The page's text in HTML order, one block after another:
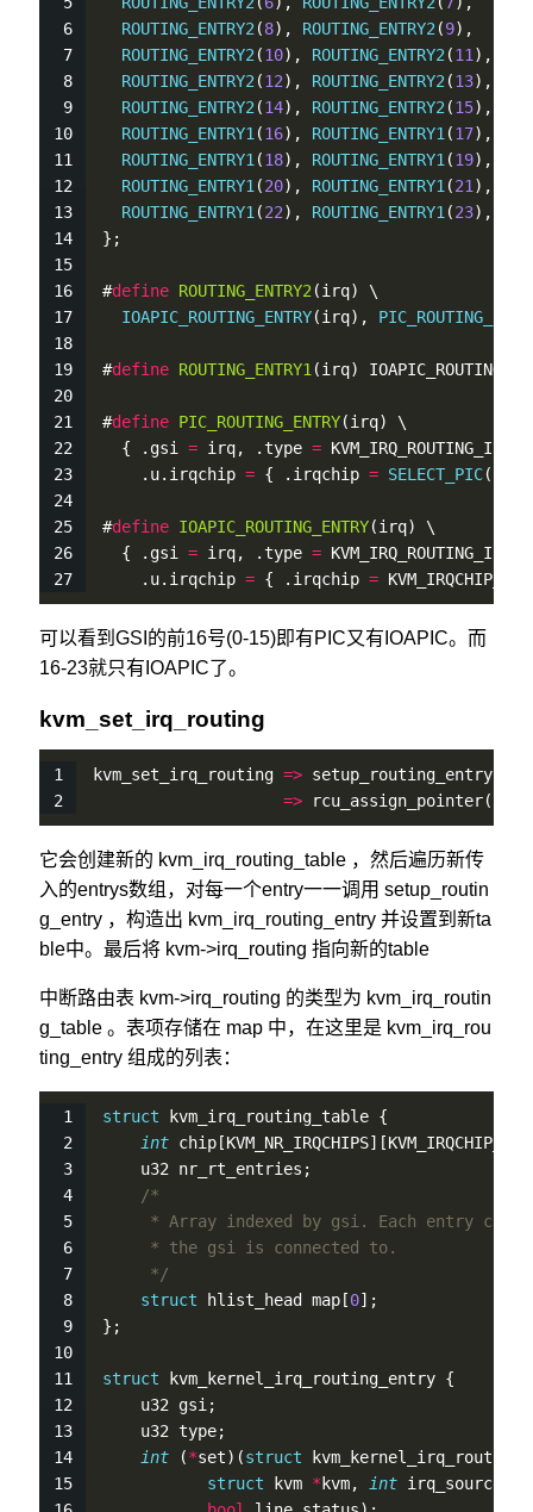
ROUTING_ENTRY2 (8), ROUTING_ENTRY2 (9),
ROUTING_ENTRY2 (10), ROUTING_ENTRY2 (11 ),
ROUTING_ENTRY2 (12), ROUTING_ENTRY2 (13),
ROUTING_ENTRY2 (14), ROUTING_ENTRY2 (15),
ROUTING_ENTRY1 (16), ROUTING_ENTRY1 (17),
ROUTING_ENTRY1 (18), ROUTING_ENTRY1 (19),
ROUTING_ENTRY1 (20), ROUTING_ENTRY1 (21 ),
ROUTING_ENTRY1 (22), ROUTING_ENTRY1 (23),
};
#define ROUTING_ENTRY2 (irq) \
IOAPIC_ROUTING_ENTRY(irq),
#define ROUTING_ENTRY1 (irq)
#define PIC_ROUTING_ENTRY(irq) \
  { .gsi
= irq, .type =
    .u.irqchip
= { .irqchip = SELECT_PIC
#define IOAPIC_ROUTING_ENTRY(irq) \
  { .gsi
= irq, .type =
    .u.irqchip
= { .irqchip =
可以看到GSI的前16号(0-15)即有PIC又有IOAPIC。而
16-23就只有IOAPIC了。
kvm_set_irq_routing
kvm_set_irq_routing => setup_routing_entry
=> rcu_assign_pointer(kvm
它会创建新的 kvm_irq_routing_table ，然后遍历新传
入的entrys数组，对每一个entry一一调用 setup_routin
g_entry ，构造出 kvm_irq_routing_entry 并设置到新ta
ble中。最后将 kvm->irq_routing 指向新的table
中断路由表 kvm->irq_routing 的类型为 kvm_irq_routin
g_table 。表项存储在 map 中，在这里是 kvm_irq_rou
ting_entry 组成的列表：
struct kvm_irq_routing_table {
int
    u32 nr_rt_entries;
/*
* Array indexed by gsi. Each entry
     * the gsi is connected to.
     */
struct hlist_head map[0
};
struct kvm_kernel_irq_routing_entry {
u32
    u32 type;
int (*set)(struct
struct kvm * kvm, int